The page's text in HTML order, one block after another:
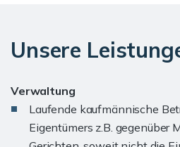
Unsere
Verwaltung
Laufende kaufmännische
Eigentümers z.B. gegenüber